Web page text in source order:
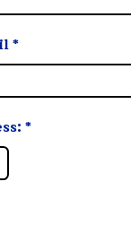
*
*